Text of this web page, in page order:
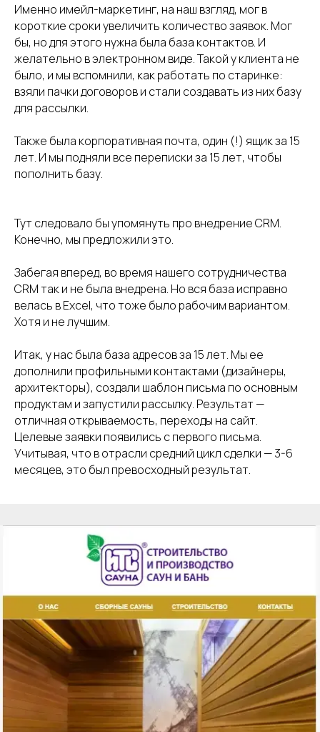
Именно имейл-маркетинг, на наш взгляд, мог в
короткие сроки увеличить количество заявок. Мог
бы, но для этого нужна была база контактов. И
желательно в электронном виде. Такой у клиента не
было, и мы вспомнили, как работать по старинке:
взяли пачки договоров и стали создавать из них базу
для рассылки.
Также была корпоративная почта, один (!) ящик за 15
лет. И мы подняли все переписки за 15 лет, чтобы
пополнить базу.
Тут следовало бы упомянуть про внедрение CRM.
Конечно, мы предложили это.
Забегая вперед, во время нашего сотрудничества
CRM так и не была внедрена. Но вся база исправно
велась в Excel, что тоже было рабочим вариантом.
Хотя и не лучшим.
Итак, у нас была база адресов за 15 лет. Мы ее
дополнили профильными контактами (дизайнеры,
архитекторы), создали шаблон письма по основным
продуктам и запустили рассылку. Результат —
отличная открываемость, переходы на сайт.
Целевые заявки появились с первого письма.
Учитывая, что в отрасли средний цикл сделки — 3-6
месяцев, это был превосходный результат.